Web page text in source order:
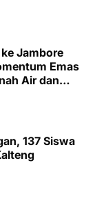
Jambore
Emas
Air dan
137 Siswa